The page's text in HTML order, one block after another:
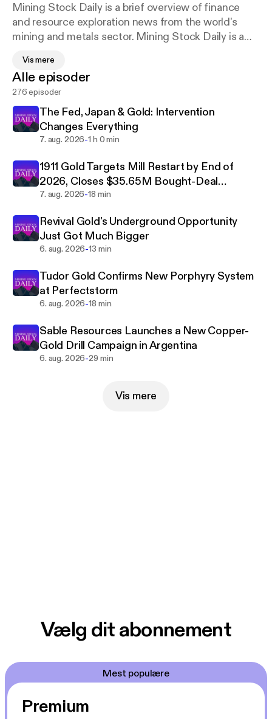
Mining Stock Daily is a brief overview of finance
and resource exploration news from the world's
mining and metals sector. Mining Stock Daily is a
information for both precious and base metals,
including market trends and analysis.
Vis mere
Alle episoder
276 episoder
The Fed, Japan & Gold: Intervention
Changes Everything
7. aug. 2026-1 h 0 min
1911 Gold Targets Mill Restart by End of
2026, Closes $35.65M Bought-Deal
Financing
7. aug. 2026-18 min
Revival Gold's Underground Opportunity
Just Got Much Bigger
6. aug. 2026-13 min
Tudor Gold Confirms New Porphyry System
at Perfectstorm
6. aug. 2026-18 min
Sable Resources Launches a New Copper-
Gold Drill Campaign in Argentina
6. aug. 2026-29 min
Vis mere
Vælg dit abonnement
Mest populære
Premium